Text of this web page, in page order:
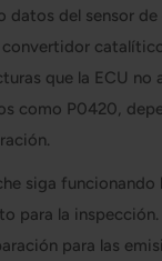
datos del sensor de
que la ECU no
como P0420,
siga funcionando
para la
para las